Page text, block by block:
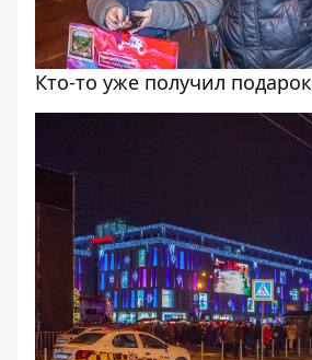
Кто-то уже получил подарок